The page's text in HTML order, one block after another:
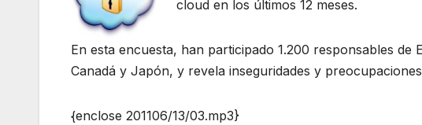
cloud en los últimos 12 meses.
En esta encuesta, han participado 1.200 responsables de
Canadá y Japón, y revela inseguridades y
{enclose 201106/13/03.mp3}